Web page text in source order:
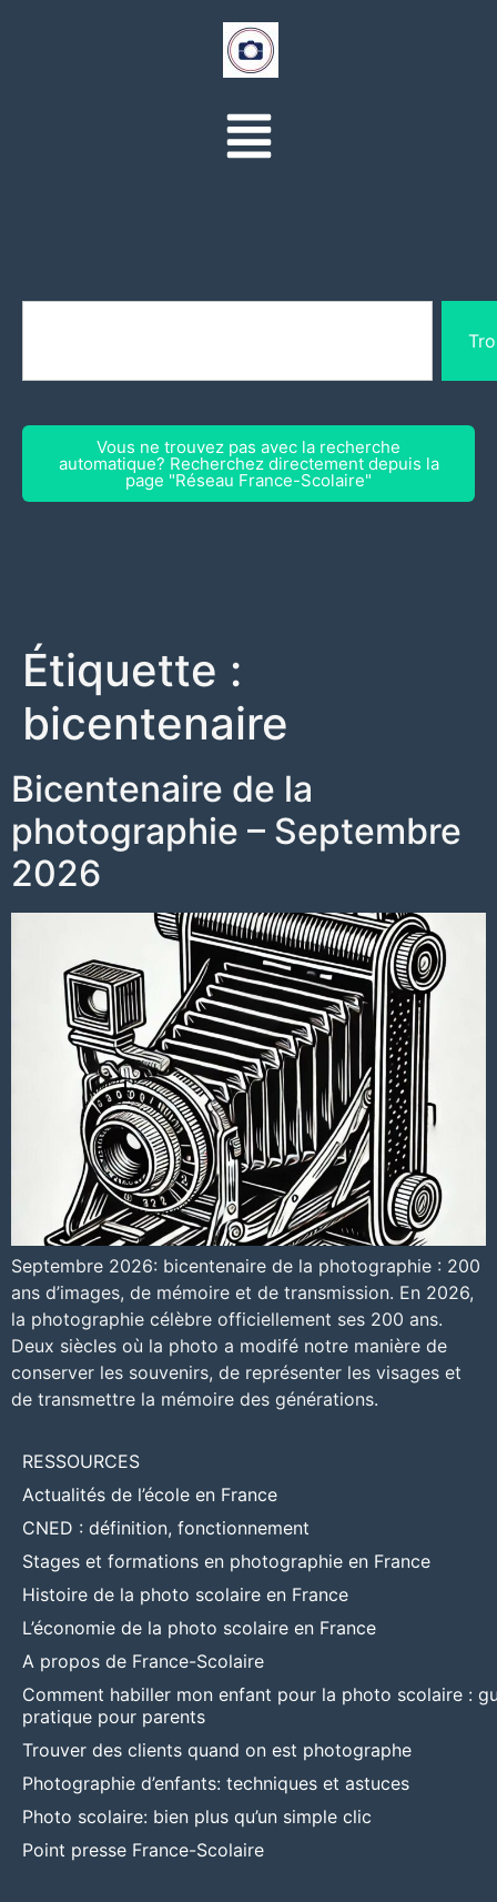
Vous ne trouvez pas avec la recherche
automatique? Recherchez directement depuis la
page "Réseau France-Scolaire"
Étiquette :
bicentenaire
Bicentenaire de la
photographie – Septembre
2026
Septembre 2026: bicentenaire de la photographie : 200
ans d’images, de mémoire et de transmission. En 2026,
la photographie célèbre officiellement ses 200 ans.
Deux siècles où la photo a modifé notre manière de
conserver les souvenirs, de représenter les visages et
de transmettre la mémoire des générations.
RESSOURCES
Actualités de l’école en France
CNED : définition, fonctionnement
Stages et formations en photographie en France
Histoire de la photo scolaire en France
L’économie de la photo scolaire en France
A propos de France-Scolaire
Comment habiller mon enfant pour la photo scolaire :
pratique pour parents
Trouver des clients quand on est photographe
Photographie d’enfants: techniques et astuces
Photo scolaire: bien plus qu’un simple clic
Point presse France-Scolaire